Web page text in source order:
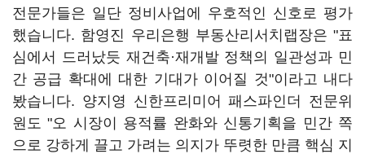
전문가들은 일단 정비사업에 우호적인 신호로 평가
했습니다. 함영진 우리은행 부동산리서치랩장은 "표
심에서 드러났듯 재건축·재개발 정책의 일관성과 민
간 공급 확대에 대한 기대가 이어질 것"이라고 내다
봤습니다. 양지영 신한프리미어 패스파인더 전문위
원도 "오 시장이 용적률 완화와 신통기획을 민간 쪽
으로 강하게 끌고 가려는 의지가 뚜렷한 만큼 핵심 지